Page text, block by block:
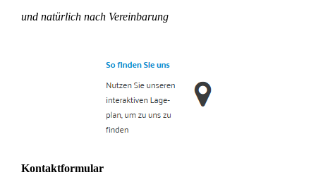
und natürlich nach Vereinbarung
Kontaktformular